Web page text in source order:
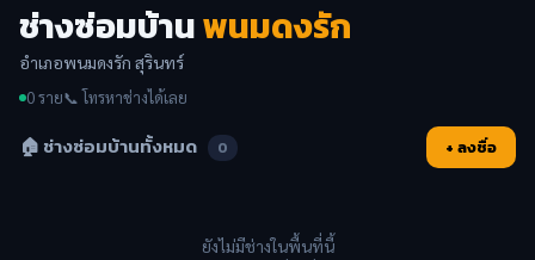
ช่างซ่อมบ้านพนมดงรัก
อำเภอพนมดงรัก สุรินทร์
0 ราย📞 โทรหาช่างได้เลย
🏠 ช่างซ่อมบ้านทั้งหมด 0 + ลงชื่อ
ยังไม่มีช่างในพื้นที่นี้